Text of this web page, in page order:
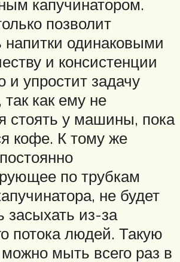
капучинатором.
позволит
напитки одинаковыми
и консистенции
и упростит задачу
так как ему не
стоять у машины, пока
кофе. К тому же
по трубкам
не будет
засыхать из-за
потока людей. Такую
мыть всего раз в